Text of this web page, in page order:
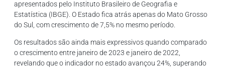
apresentados pelo Instituto Brasileiro de Geografia e
Estatística (IBGE). O Estado fica atrás apenas do Mato Grosso
do Sul, com crescimento de 7,5% no mesmo período.
Os resultados são ainda mais expressivos quando comparado
o crescimento entre janeiro de 2023 e janeiro de 2022,
revelando que o indicador no estado avançou 24%, superando